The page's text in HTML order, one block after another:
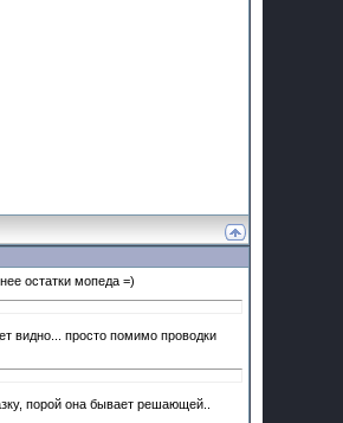
остатки мопеда =)
видно... просто помимо проводки
порой она бывает решающей..